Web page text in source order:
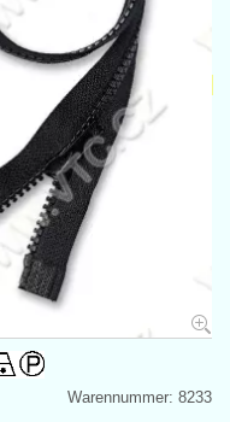
Warennummer: 8233